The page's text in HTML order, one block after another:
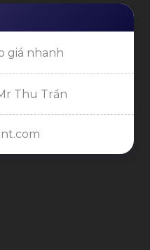
giá nhanh
Thu Trần